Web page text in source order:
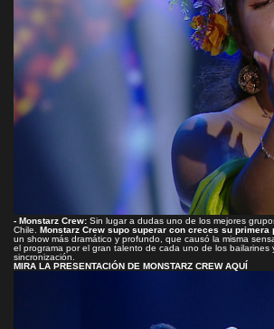
- Monstarz Crew: Sin lugar a dudas uno de los mejores
Chile. Monstarz Crew supo superar con creces su primera
un show más dramático y profundo, que causó la misma
el programa por el gran talento de cada uno de los bailarines
sincronización.
MIRA LA PRESENTACIÓN DE MONSTARZ CREW AQUÍ